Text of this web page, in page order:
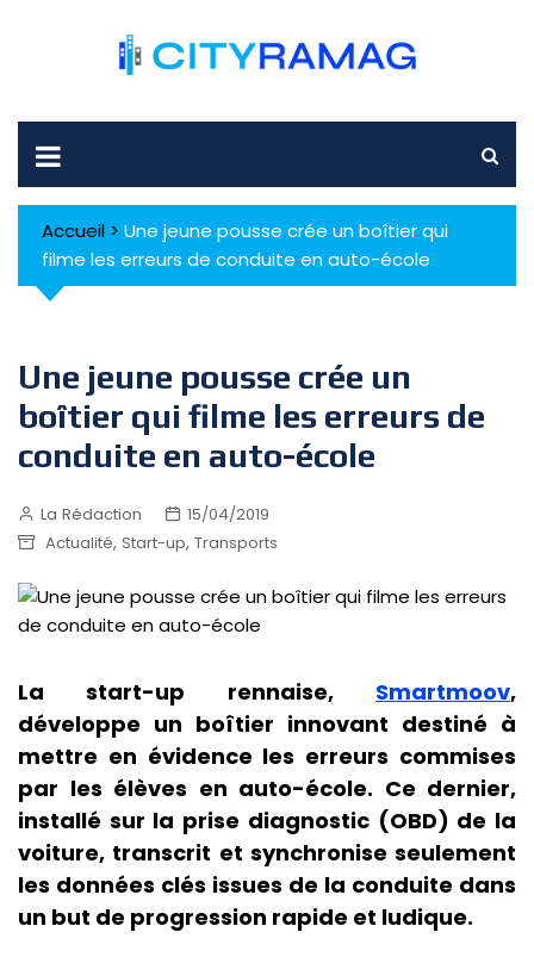
Accueil > Une jeune pousse crée un boîtier qui
filme les erreurs de conduite en auto-école
Une jeune pousse crée un
boîtier qui filme les erreurs de
conduite en auto-école
La Rédaction
15/04/2019
Actualité, Start-up, Transports
La start-up rennaise, Smartmoov,
développe un boîtier innovant destiné à
mettre en évidence les erreurs commises
par les élèves en auto-école. Ce dernier,
installé sur la prise diagnostic (OBD) de la
voiture, transcrit et synchronise seulement
les données clés issues de la conduite dans
un but de progression rapide et ludique.